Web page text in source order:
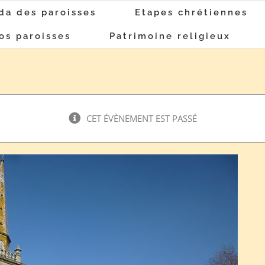
des paroisses Etapes chrétiennes
paroisses Patrimoine religieux
CET ÉVÈNEMENT EST PASSÉ